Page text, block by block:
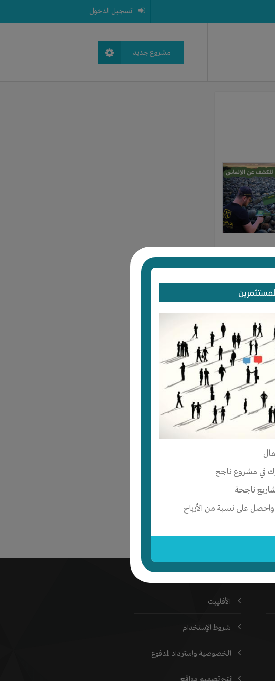
في مشروع ناجح
ناجحة
على نسبة من الأرباح
تسجيل الدخول
مشروع جديد
الأحجار
الأفلييت
شروط الإستخدام
الخصوصية وإسترداد المدفوع